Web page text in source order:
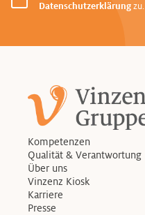
Datenschutzerklärung zu.
Kompetenzen
Qualität & Verantwortung
Über uns
Vinzenz Kiosk
Karriere
Presse